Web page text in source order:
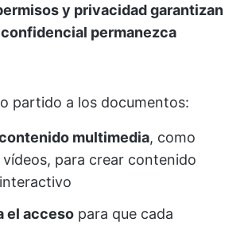
y privacidad garantizan
permanezca
partido a los documentos:
multimedia, como
vídeos, para crear contenido
el acceso para que cada